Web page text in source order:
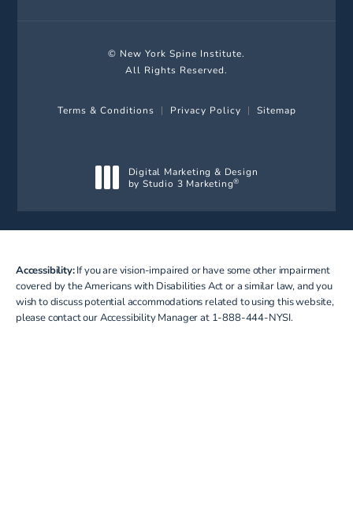
© New York Spine Institute.
All Rights Reserved.
Terms & Conditions Privacy Policy Sitemap
Digital Marketing & Design
by Studio 3 Marketing®
Accessibility:If you are vision-impaired or have some other impairment
covered by the Americans with Disabilities Act or a similar law, and you
wish to discuss potential accommodations related to using this website,
please contact our Accessibility Manager at 1-888-444-NYSI.